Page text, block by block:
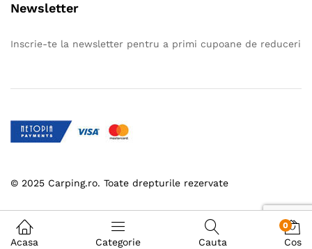
Newsletter
Inscrie-te la newsletter pentru a primi cupoane de reduceri
© 2025 Carping.ro. Toate drepturile rezervate
Acasa Categorie Cauta
0
Cos